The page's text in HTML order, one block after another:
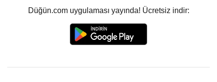
Düğün.com uygulaması yayında! Ücretsiz indir: